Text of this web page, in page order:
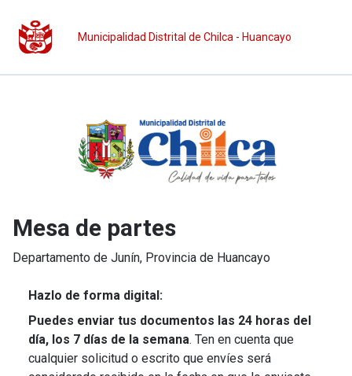
Municipalidad Distrital de Chilca - Huancayo
Mesa de partes
Departamento de Junín, Provincia de Huancayo
Hazlo de forma digital:
Puedes enviar tus documentos las 24 horas del
día, los 7 días de la semana. Ten en cuenta que
cualquier solicitud o escrito que envíes será